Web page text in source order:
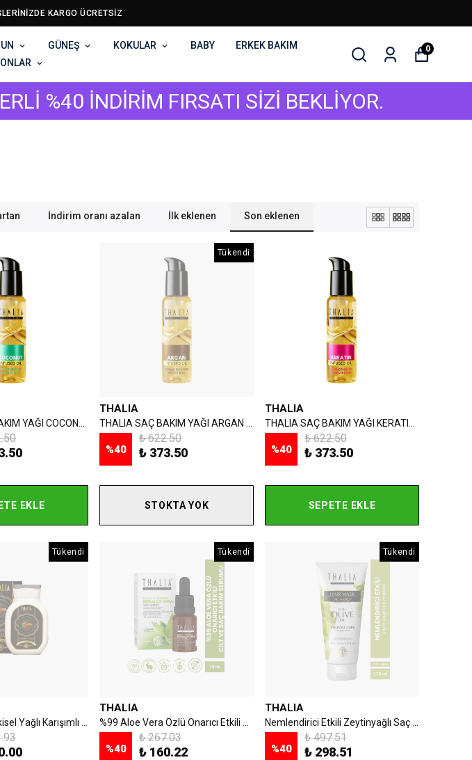
KARGO ÜCRETSİZ
GÜNEŞ KOKULAR BABY
ERKEK BAKIM
0
İNDİRİM FIRSATI SİZİ BEKLİYOR.
İndirim oranı azalan İlk eklenen Son eklenen
EKLE
Tükendi
THALIA
%40
₺ 622.50
₺ 373.50
STOKTA YOK
THALIA
%40
₺ 622.50
₺ 373.50
SEPETE EKLE
Tükendi Tükendi
THALIA
%40
₺ 267.03
₺ 160.22
Tükendi
THALIA
%40
₺ 497.51
₺ 298.51